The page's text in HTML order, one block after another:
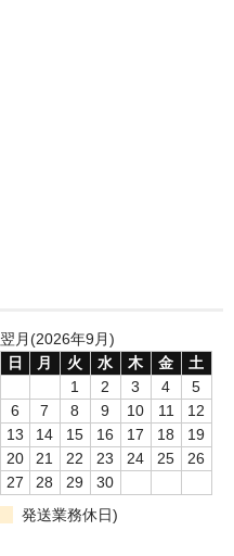
翌月(2026年9月)
日
月 火 水 木 金
土
1
2 3 4
5
6
7 8 9 10 11
12
13
14 15 16 17 18
19
20
21 22 23 24 25
26
27
28 29
30
発送業務休日)